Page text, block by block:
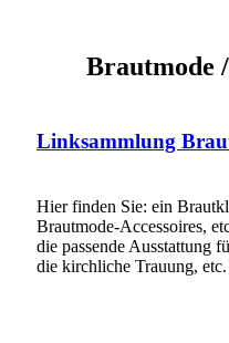
Brautmode
Linksammlung
Hier finden Sie: ein
Brautmode-Accessoires,
die passende Ausstattung
die kirchliche Trauung, etc.